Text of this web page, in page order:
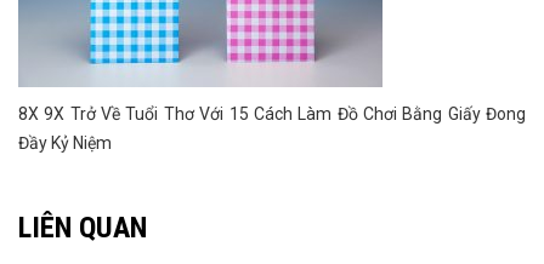
8X 9X Trở Về Tuổi Thơ Với 15 Cách Làm Đồ Chơi Bằng Giấy Đong
Đầy Kỷ Niệm
LIÊN QUAN